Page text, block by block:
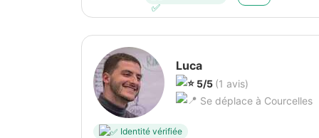
Luca
5/5 (1 avis)
Se déplace à Courcelles
Identité vérifiée